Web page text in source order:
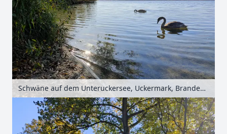
Schwäne auf dem Unteruckersee, Uckermark, Brandenburg, Deutschland